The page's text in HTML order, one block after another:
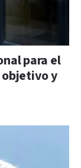
para el
objetivo y